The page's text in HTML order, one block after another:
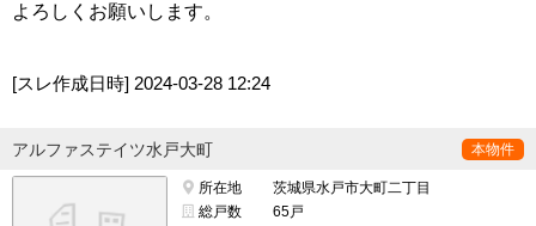
よろしくお願いします。
[スレ作成日時] 2024-03-28 12:24
アルファステイツ水戸大町 本物件
所在地
茨城県水戸市大町二丁目
総戸数
65戸